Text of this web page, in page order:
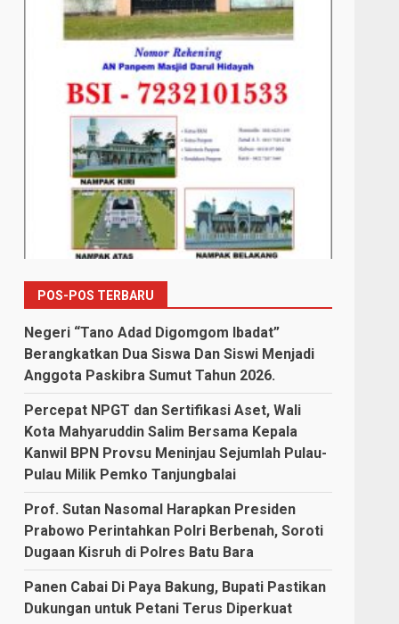
POS-POS TERBARU
Negeri “Tano Adad Digomgom Ibadat”
Berangkatkan Dua Siswa Dan Siswi Menjadi
Anggota Paskibra Sumut Tahun 2026.
Percepat NPGT dan Sertifikasi Aset, Wali
Kota Mahyaruddin Salim Bersama Kepala
Kanwil BPN Provsu Meninjau Sejumlah Pulau-
Pulau Milik Pemko Tanjungbalai
Prof. Sutan Nasomal Harapkan Presiden
Prabowo Perintahkan Polri Berbenah, Soroti
Dugaan Kisruh di Polres Batu Bara
Panen Cabai Di Paya Bakung, Bupati Pastikan
Dukungan untuk Petani Terus Diperkuat